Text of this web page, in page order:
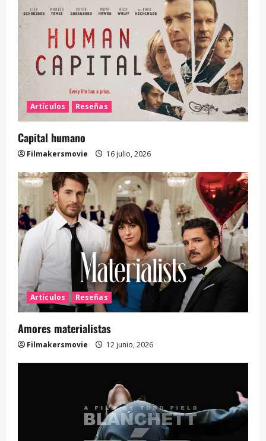
Artículos Reseñas
Capital humano
Filmakersmovie 16 julio, 2026
Artículos Reseñas
Amores materialistas
Filmakersmovie 12 junio, 2026